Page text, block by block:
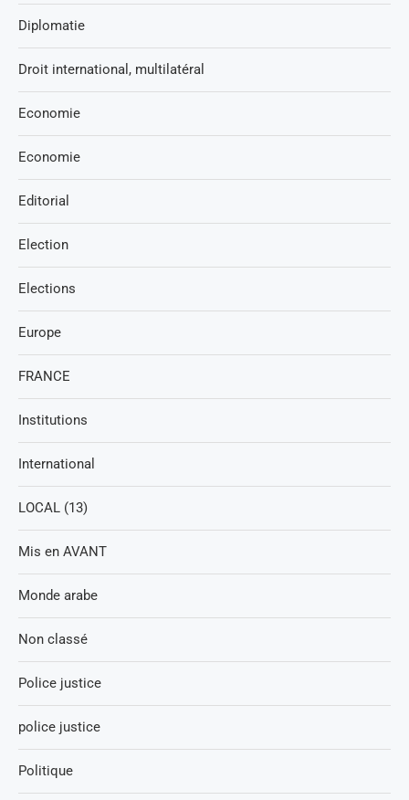
Diplomatie
Droit international, multilatéral
Economie
Economie
Editorial
Election
Elections
Europe
FRANCE
Institutions
International
LOCAL (13)
Mis en AVANT
Monde arabe
Non classé
Police justice
police justice
Politique